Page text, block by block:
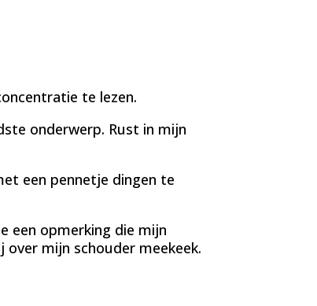
te lezen.
onderwerp. Rust in mijn
een pennetje dingen te
een opmerking die mijn
mijn schouder meekeek.